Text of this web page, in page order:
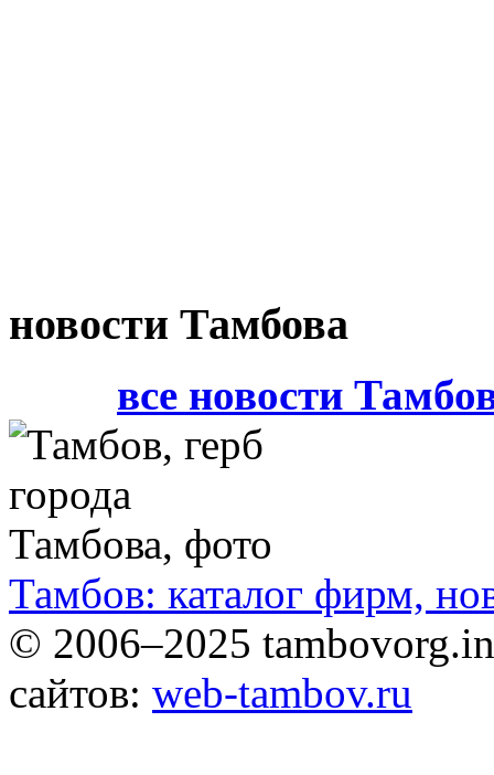
новости Тамбова
все новости
Тамбов: каталог фирм,
© 2006–2025
сайтов: web-tambov.ru